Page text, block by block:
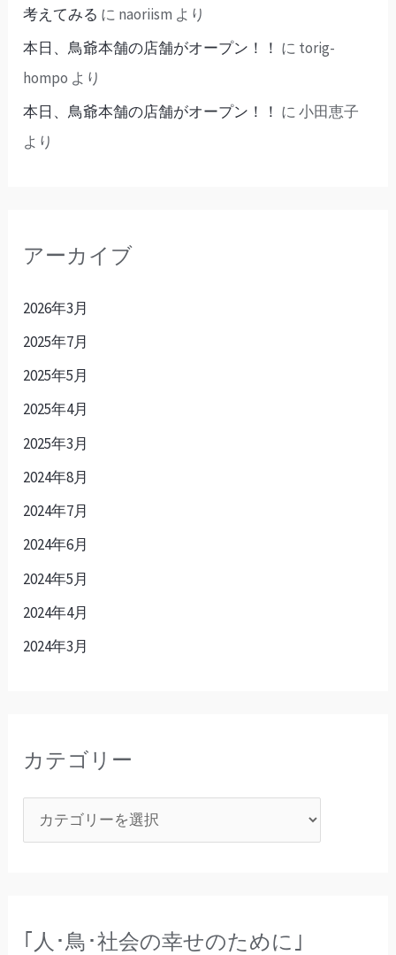
考えてみる に naoriism より
本日、鳥爺本舗の店舗がオープン！！ に torig-
hompo より
本日、鳥爺本舗の店舗がオープン！！ に小田恵子
より
アーカイブ
2026年3月
2025年7月
2025年5月
2025年4月
2025年3月
2024年8月
2024年7月
2024年6月
2024年5月
2024年4月
2024年3月
カテゴリー
｢人･鳥･社会の幸せのために｣